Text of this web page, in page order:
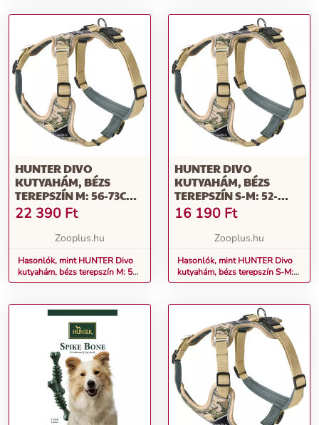
HUNTER DIVO
KUTYAHÁM, BÉZS
TEREPSZÍN M: 56-73CM
HASKÖRFOGAT
22 390 Ft
Zooplus.hu
Hasonlók, mint HUNTER Divo
kutyahám, bézs terepszín M: 56-
73cm haskörfogat
HUNTER DIVO
KUTYAHÁM, BÉZS
TEREPSZÍN S-M: 52-
68CM HASKÖRFOGAT
16 190 Ft
Zooplus.hu
Hasonlók, mint HUNTER Divo
kutyahám, bézs terepszín S-M:
52-68cm haskörfogat